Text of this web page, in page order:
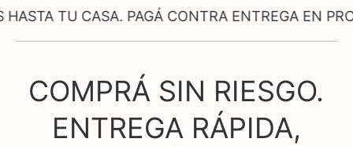
PAGÁ CONTRA ENTREGA EN PRODUCTOS
COMPRÁ SIN RIESGO.
ENTREGA RÁPIDA,